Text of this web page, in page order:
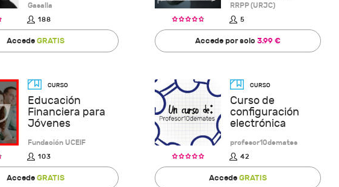
Gasalla
188
AccedeGRATIS
RRPP (URJC)
5
Accede por solo3.99 €
Educación
Financiera para
Jóvenes
Fundación UCEIF
103
AccedeGRATIS
Curso de
configuración
electrónica
profesor10demates
42
AccedeGRATIS